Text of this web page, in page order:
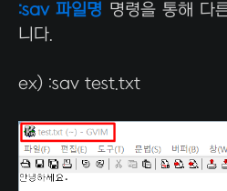
:sav 파일명 명령을 통해 다
니다.
ex) :sav test.txt